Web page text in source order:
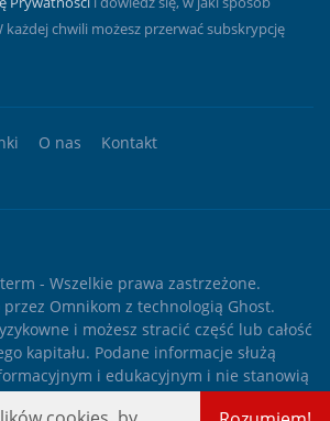
każdej chwili możesz przerwać subskrypcję
O nas Kontakt
- Wszelkie prawa zastrzeżone.
Omnikom z technologią Ghost.
i możesz stracić część lub całość
kapitału. Podane informacje służą
i edukacyjnym i nie stanowią
porady finansowej ani rekomendacji